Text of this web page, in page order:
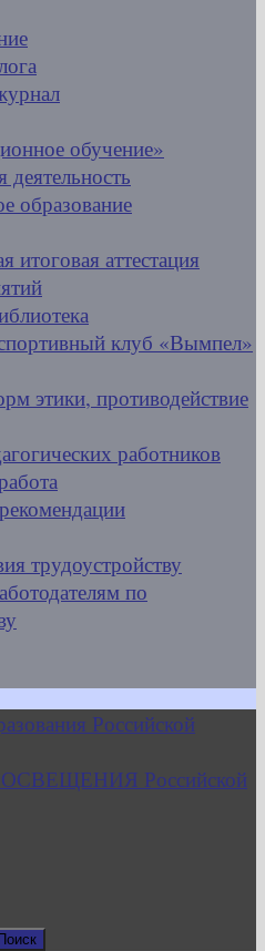
обучение»
деятельность
образование
итоговая аттестация
клуб «Вымпел»
этики, противодействие
работников
трудоустройству
по